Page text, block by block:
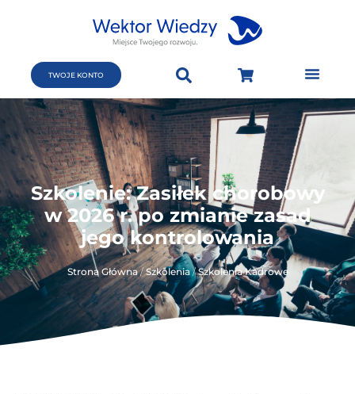
TWOJE KONTO
Szkolenie: Zasiłek chorobowy
w 2026 r. po zmianie zasad
jego kontrolowania
Strona Główna/Szkolenia/Szkolenia Kadrowe